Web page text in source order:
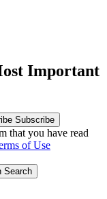
Important
Subscribe
that you have read
of Use
Search